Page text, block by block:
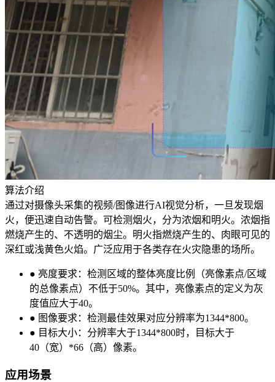
算法介绍
通过对摄像头采集的视频/图像进行AI视觉分析，一旦发现烟
火，便迅速自动告警。可检测烟火，分为浓烟和明火。浓烟指
燃烧产生的、不透明的烟尘。明火指燃烧产生的、肉眼可见的
深红或浅黄色火焰。广泛应用于各类存在火灾隐患的场所。
● 亮度要求：检测区域的整体亮度比例（亮像素点/区域
的总像素点）不低于50%。其中，亮像素点的定义为灰
度值应大于40。​
● 图像要求：检测最佳效果对应分辨率为1344*800。
● 目标大小：分辨率大于1344*800时，目标大于
40（宽）*66（高）像素。
应用场景